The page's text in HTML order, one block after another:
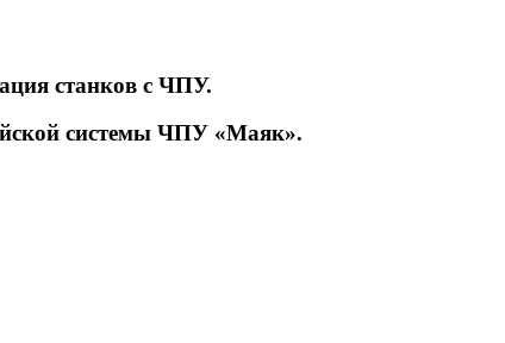
станков с ЧПУ.
системы ЧПУ «Маяк».